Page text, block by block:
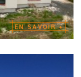
EN SAVOIR +